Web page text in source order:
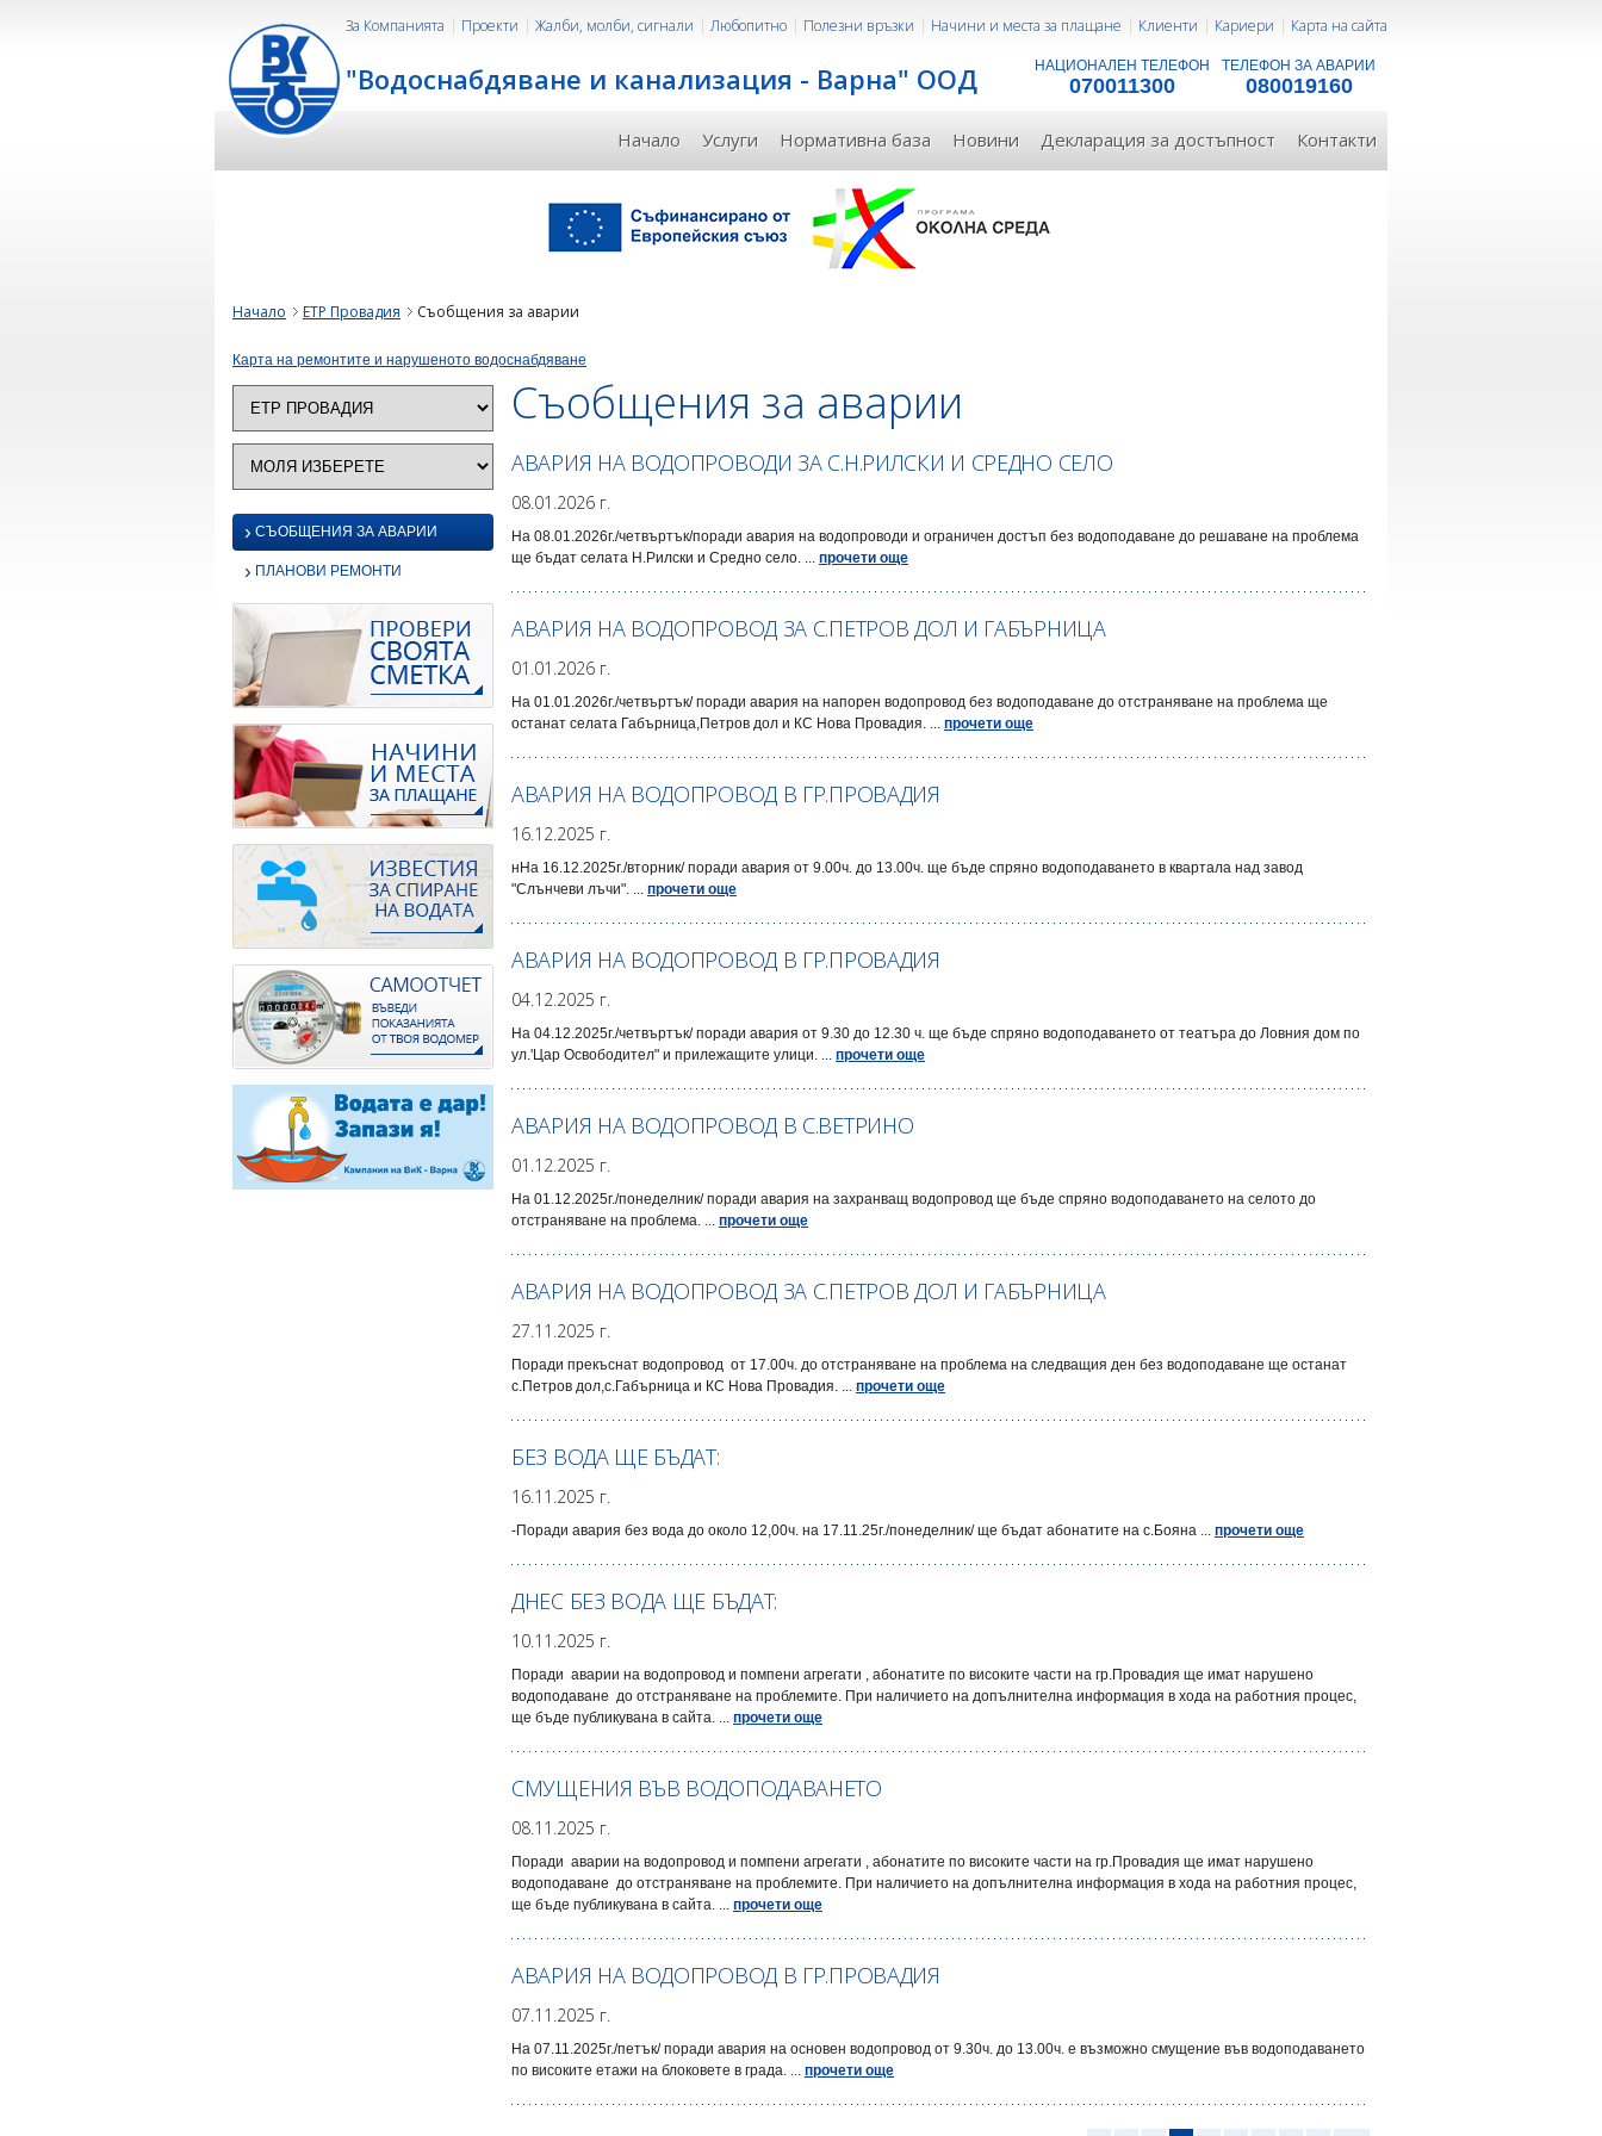
"Водоснабдяване и канализация - Варна" ООД НАЦИОНАЛЕН ТЕЛЕФОН
070011300
ТЕЛЕФОН ЗА АВАРИИ
080019160
За Компанията Проекти Жалби, молби, сигнали Любопитно Полезни връзки Начини и места за плащане Клиенти Кариери Карта на сайта
Начало Услуги Нормативна база Новини Декларация за достъпност Контакти
Начало ЕТР Провадия Съобщения за аварии
Карта на ремонтите и нарушеното водоснабдяване
› СЪОБЩЕНИЯ ЗА АВАРИИ
› ПЛАНОВИ РЕМОНТИ
Съобщения за аварии
АВАРИЯ НА ВОДОПРОВОДИ ЗА С.Н.РИЛСКИ И СРЕДНО СЕЛО
08.01.2026 г.
На 08.01.2026г./четвъртък/поради авария на водопроводи и ограничен достъп без водоподаване до решаване на проблема
ще бъдат селата Н.Рилски и Средно село. ... прочети още
АВАРИЯ НА ВОДОПРОВОД ЗА С.ПЕТРОВ ДОЛ И ГАБЪРНИЦА
01.01.2026 г.
На 01.01.2026г./четвъртък/ поради авария на напорен водопровод без водоподаване до отстраняване на проблема ще
останат селата Габърница,Петров дол и КС Нова Провадия. ... прочети още
АВАРИЯ НА ВОДОПРОВОД В ГР.ПРОВАДИЯ
16.12.2025 г.
нНа 16.12.2025г./вторник/ поради авария от 9.00ч. до 13.00ч. ще бъде спряно водоподаването в квартала над завод
"Слънчеви лъчи". ... прочети още
АВАРИЯ НА ВОДОПРОВОД В ГР.ПРОВАДИЯ
04.12.2025 г.
На 04.12.2025г./четвъртък/ поради авария от 9.30 до 12.30 ч. ще бъде спряно водоподаването от театъра до Ловния дом по
ул.'Цар Освободител" и прилежащите улици. ... прочети още
АВАРИЯ НА ВОДОПРОВОД В С.ВЕТРИНО
01.12.2025 г.
На 01.12.2025г./понеделник/ поради авария на захранващ водопровод ще бъде спряно водоподаването на селото до
отстраняване на проблема. ... прочети още
АВАРИЯ НА ВОДОПРОВОД ЗА С.ПЕТРОВ ДОЛ И ГАБЪРНИЦА
27.11.2025 г.
Поради прекъснат водопровод от 17.00ч. до отстраняване на проблема на следващия ден без водоподаване ще останат
с.Петров дол,с.Габърница и КС Нова Провадия. ... прочети още
БЕЗ ВОДА ЩЕ БЪДАТ:
16.11.2025 г.
-Поради авария без вода до около 12,00ч. на 17.11.25г./понеделник/ ще бъдат абонатите на с.Бояна ... прочети още
ДНЕС БЕЗ ВОДА ЩЕ БЪДАТ:
10.11.2025 г.
Поради аварии на водопровод и помпени агрегати , абонатите по високите части на гр.Провадия ще имат нарушено
водоподаване до отстраняване на проблемите. При наличието на допълнителна информация в хода на работния процес,
ще бъде публикувана в сайта. ... прочети още
СМУЩЕНИЯ ВЪВ ВОДОПОДАВАНЕТО
08.11.2025 г.
Поради аварии на водопровод и помпени агрегати , абонатите по високите части на гр.Провадия ще имат нарушено
водоподаване до отстраняване на проблемите. При наличието на допълнителна информация в хода на работния процес,
ще бъде публикувана в сайта. ... прочети още
АВАРИЯ НА ВОДОПРОВОД В ГР.ПРОВАДИЯ
07.11.2025 г.
На 07.11.2025г./петък/ поради авария на основен водопровод от 9.30ч. до 13.00ч. е възможно смущение във водоподаването
по високите етажи на блоковете в града. ... прочети още